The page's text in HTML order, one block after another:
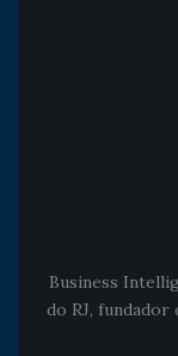
Business
do RJ, fundador